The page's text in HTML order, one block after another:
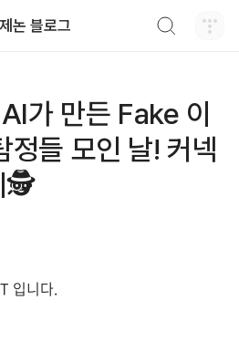
제논 블로그
가 만든 Fake 이
정들 모인 날! 커넥
🕵️
입니다.